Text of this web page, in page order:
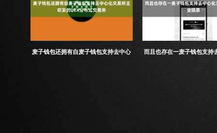
麦子钱包还拥有自麦子钱包支持去中心 而且也存在一麦子钱包支持